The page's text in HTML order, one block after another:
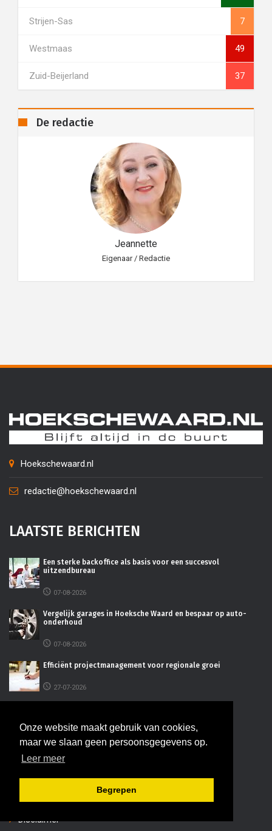
Onze website maakt gebruik van cookies,
maar we slaan geen persoonsgegevens op.
Leer meer
Begrepen
Strijen-Sas 7
Westmaas 49
Zuid-Beijerland 37
De redactie
Jeannette
Eigenaar / Redactie
Hoekschewaard.nl
redactie@hoekschewaard.nl
LAATSTE BERICHTEN
Een sterke backoffice als basis voor een succesvol
uitzendbureau
07-08-2026
Vergelijk garages in Hoeksche Waard en bespaar op auto-
onderhoud
07-08-2026
Efficiënt projectmanagement voor regionale groei
27-07-2026
16-07-2026
INFORMATIE
Disclaimer